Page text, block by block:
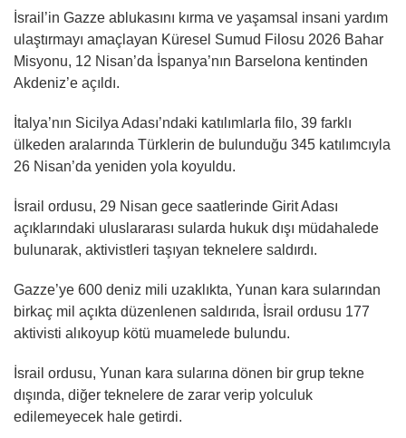
İsrail’in Gazze ablukasını kırma ve yaşamsal insani yardım
ulaştırmayı amaçlayan Küresel Sumud Filosu 2026 Bahar
Misyonu, 12 Nisan’da İspanya’nın Barselona kentinden
Akdeniz’e açıldı.
İtalya’nın Sicilya Adası’ndaki katılımlarla filo, 39 farklı
ülkeden aralarında Türklerin de bulunduğu 345 katılımcıyla
26 Nisan’da yeniden yola koyuldu.
İsrail ordusu, 29 Nisan gece saatlerinde Girit Adası
açıklarındaki uluslararası sularda hukuk dışı müdahalede
bulunarak, aktivistleri taşıyan teknelere saldırdı.
Gazze’ye 600 deniz mili uzaklıkta, Yunan kara sularından
birkaç mil açıkta düzenlenen saldırıda, İsrail ordusu 177
aktivisti alıkoyup kötü muamelede bulundu.
İsrail ordusu, Yunan kara sularına dönen bir grup tekne
dışında, diğer teknelere de zarar verip yolculuk
edilemeyecek hale getirdi.